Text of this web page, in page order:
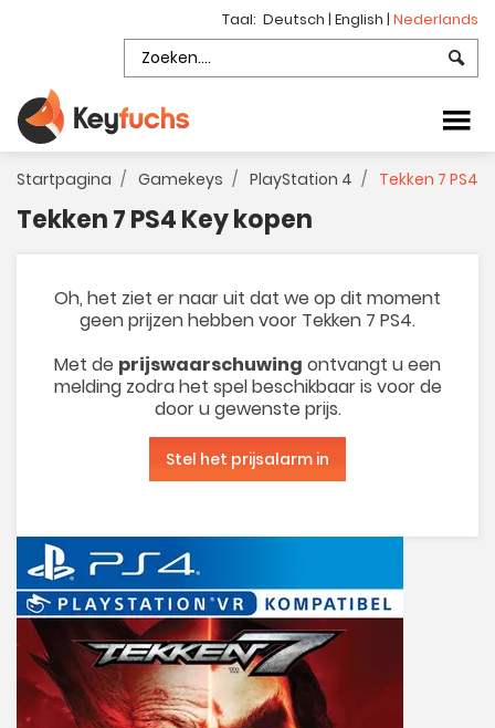
Taal: Deutsch | English | Nederlands
Startpagina Gamekeys PlayStation 4 Tekken 7 PS4
Tekken 7 PS4 Key kopen
Oh, het ziet er naar uit dat we op dit moment
geen prijzen hebben voor Tekken 7 PS4.
Met de prijswaarschuwing ontvangt u een
melding zodra het spel beschikbaar is voor de
door u gewenste prijs.
Stel het prijsalarm in